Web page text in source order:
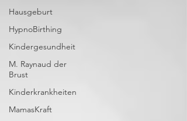
Hausgeburt
HypnoBirthing
Kindergesundheit
M. Raynaud der
Brust
Kinderkrankheiten
MamasKraft